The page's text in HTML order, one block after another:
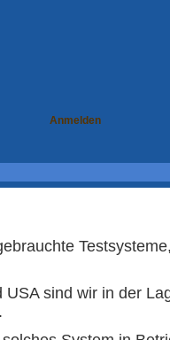
Anmelden
sind wir in der